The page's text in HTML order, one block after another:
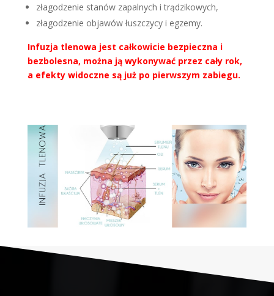
złagodzenie stanów zapalnych i trądzikowych,
złagodzenie objawów łuszczycy i egzemy.
Infuzja tlenowa jest całkowicie bezpieczna i
bezbolesna, można ją wykonywać przez cały rok,
a efekty widoczne są już po pierwszym zabiegu.